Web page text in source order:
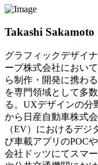
Takashi Sakamoto
グラフィックデザイ
ープ株式会社におい
ら制作・開発に携わ
を専門領域として多
る。UXデザインの分
から日産自動車株式
（EV）におけるデ
び車載アプリのPOC
会社ドッツにてスマ